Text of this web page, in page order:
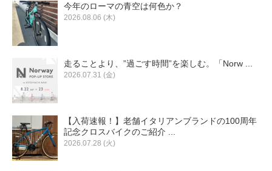
今年のローマの青空は何色か？
2026.08.06 (木)
走ることより、”過ごす時間”を楽しむ。「Norw ...
2026.07.31 (金)
【入荷速報！】老舗イタリアンブランドの100周年
記念クロスバイクのご紹介 ...
2026.07.28 (火)